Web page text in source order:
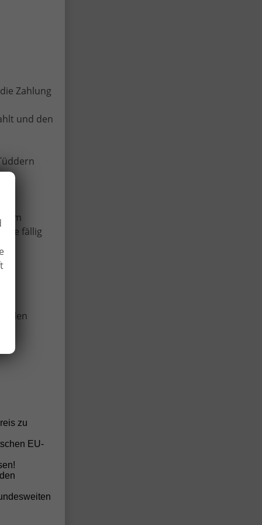
Zahlung
und den
fällig
zu
EU-